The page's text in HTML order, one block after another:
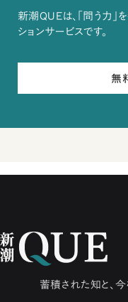
新潮QUEは、「問う力」
ションサービスです。
無
蓄積された知と、